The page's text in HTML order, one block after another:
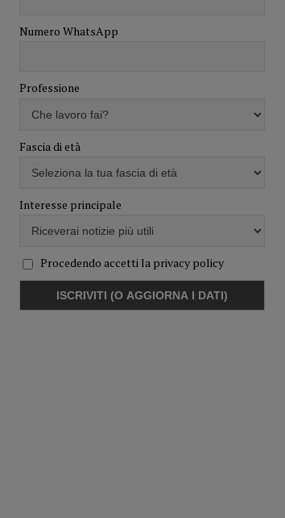
Numero WhatsApp
Professione
Fascia di età
Interesse principale
Procedendo accetti la privacy policy